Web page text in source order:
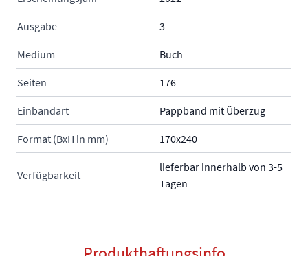
Ausgabe 3
Medium Buch
Seiten 176
Einbandart Pappband mit Überzug
Format (BxH in mm) 170x240
Verfügbarkeit
lieferbar innerhalb von 3-5
Tagen